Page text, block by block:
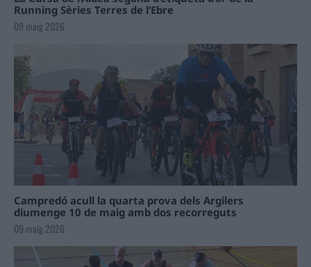
Running Sèries Terres de l’Ebre
09 maig 2026
Campredó acull la quarta prova dels Argilers
diumenge 10 de maig amb dos recorreguts
09 maig 2026